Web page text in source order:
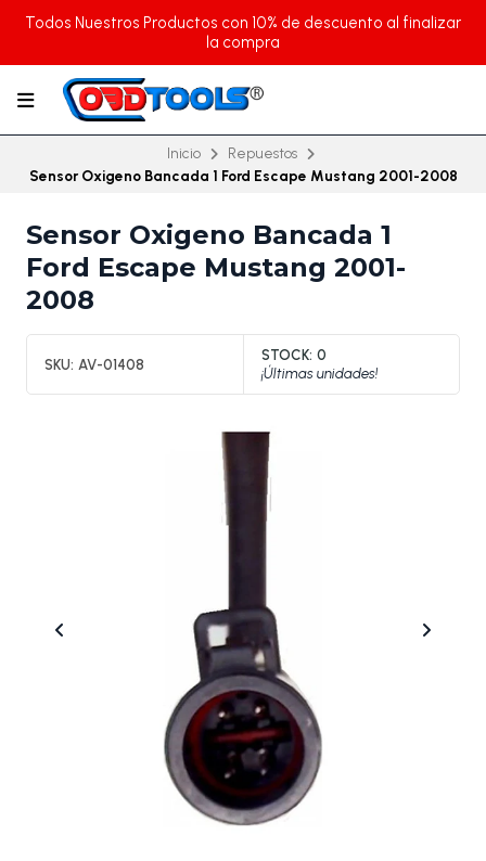
Todos Nuestros Productos con 10% de descuento al finalizar
la compra
Inicio
Repuestos
Sensor Oxigeno Bancada 1 Ford Escape Mustang 2001-2008
Sensor Oxigeno Bancada 1
Ford Escape Mustang 2001-
2008
SKU: AV-01408
STOCK: 0
¡Últimas unidades!